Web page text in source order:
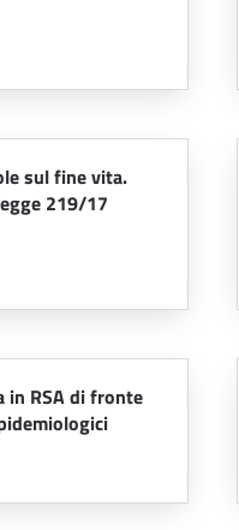
sul fine vita.
219/17
in RSA di fronte